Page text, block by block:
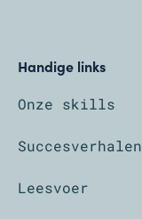
Handige links
Onze skills
Succesverhalen
Leesvoer